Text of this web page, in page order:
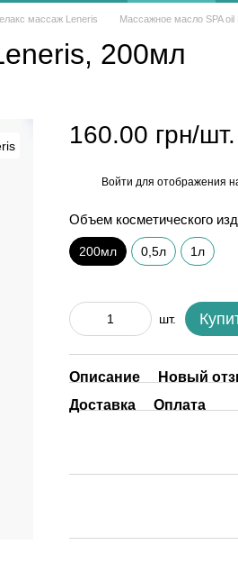
массаж Leneris Массажное масло SPA
200мл
160.00 грн/шт.
Войти для отображения
Объем косметического
200мл 0,5л 1л
шт.
Описание
Новый
Доставка
Оплата